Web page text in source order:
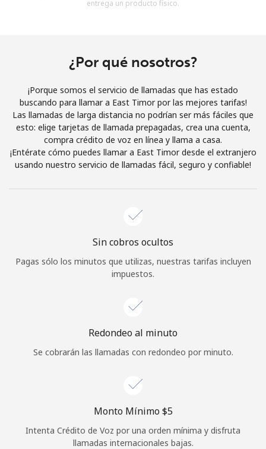
Al abrir una cuenta en este sitio web, estoy de acuerdo con
Únete
¡Hola!
Inicia sesión oREGÍSTRATE →
¿Olvidaste tu contraseña? →
Iniciar Sesión
entrega un producto físico.
¿Por qué nosotros?
¡Porque somos el servicio de llamadas que has estado
buscando para llamar a East Timor por las mejores tarifas!
Las llamadas de larga distancia no podrían ser más fáciles que
esto: elige tarjetas de llamada prepagadas, crea una cuenta,
compra crédito de voz en línea y llama a casa.
¡Entérate cómo puedes llamar a East Timor desde el extranjero
usando nuestro servicio de llamadas fácil, seguro y confiable!
Sin cobros ocultos
Pagas sólo los minutos que utilizas, nuestras tarifas incluyen
impuestos.
Redondeo al minuto
Se cobrarán las llamadas con redondeo por minuto.
Monto Mínimo ⁦$5⁩
Intenta Crédito de Voz por una orden mínima y disfruta
llamadas internacionales bajas.